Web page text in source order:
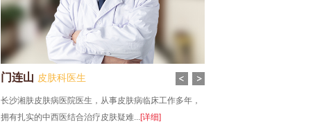
门连山 皮肤科医生
长沙湘肤皮肤病医院医生，从事皮肤病临床工作多年，
拥有扎实的中西医结合治疗皮肤疑难...[详细]